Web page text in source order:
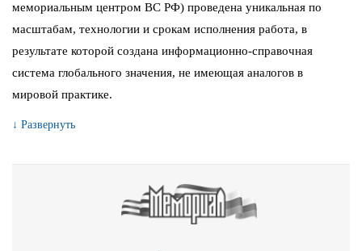
мемориальным центром ВС РФ) проведена уникальная по
масштабам, технологии и срокам исполнения работа, в
результате которой создана информационно-справочная
система глобального значения, не имеющая аналогов в
мировой практике.
↓ Развернуть